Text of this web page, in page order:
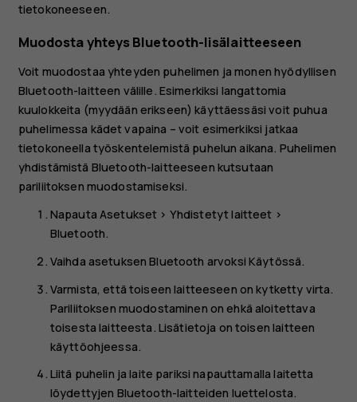
tietokoneeseen.
Muodosta yhteys Bluetooth-lisälaitteeseen
Voit muodostaa yhteyden puhelimen ja monen hyödyllisen
Bluetooth-laitteen välille. Esimerkiksi langattomia
kuulokkeita (myydään erikseen) käyttäessäsi voit puhua
puhelimessa kädet vapaina – voit esimerkiksi jatkaa
tietokoneella työskentelemistä puhelun aikana. Puhelimen
yhdistämistä Bluetooth-laitteeseen kutsutaan
pariliitoksen muodostamiseksi.
NapautaAsetukset > Yhdistetyt laitteet >
Bluetooth.
Vaihda asetuksenBluetooth arvoksi Käytössä.
Varmista, että toiseen laitteeseen on kytketty virta.
Pariliitoksen muodostaminen on ehkä aloitettava
toisesta laitteesta. Lisätietoja on toisen laitteen
käyttöohjeessa.
Liitä puhelin ja laite pariksi napauttamalla laitetta
löydettyjen Bluetooth-laitteiden luettelosta.